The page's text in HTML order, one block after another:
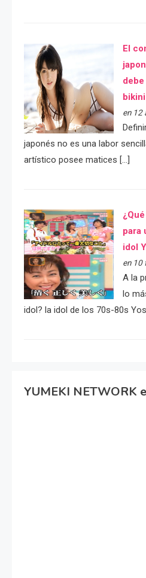
El
en 12
japonés no es una labor
artístico posee matices […]
para
idol
en 10
A la
lo
idol? la idol de los 70s-80s
YUMEKI NETWORK